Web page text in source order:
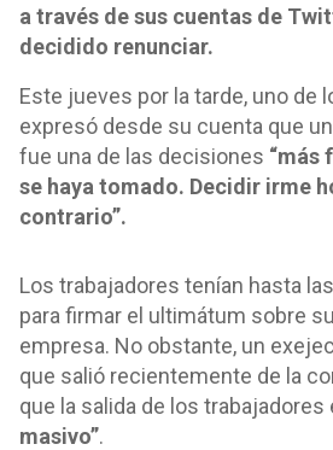
a través de sus cuentas de
decidido renunciar.
Este jueves por la tarde, uno de
expresó desde su cuenta que
fue una de las decisiones “más
se haya tomado. Decidir irme
contrario”.
Los trabajadores tenían hasta
para firmar el ultimátum sobre
empresa. No obstante, un
que salió recientemente de la
que la salida de los trabajadores
masivo”.